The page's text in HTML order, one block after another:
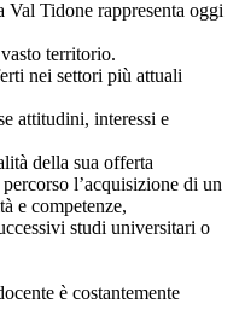
Tidone rappresenta oggi
territorio.
nei settori più attuali
attitudini, interessi e
della sua offerta
l’acquisizione di un
e competenze,
studi universitari o
è costantemente